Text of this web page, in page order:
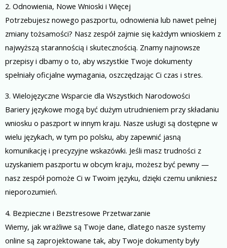
2. Odnowienia, Nowe Wnioski i Więcej
Potrzebujesz nowego paszportu, odnowienia lub nawet pełnej
zmiany tożsamości? Nasz zespół zajmie się każdym wnioskiem z
najwyższą starannością i skutecznością. Znamy najnowsze
przepisy i dbamy o to, aby wszystkie Twoje dokumenty
spełniały oficjalne wymagania, oszczędzając Ci czas i stres.
3. Wielojęzyczne Wsparcie dla Wszystkich Narodowości
Bariery językowe mogą być dużym utrudnieniem przy składaniu
wniosku o paszport w innym kraju. Nasze usługi są dostępne w
wielu językach, w tym po polsku, aby zapewnić jasną
komunikację i precyzyjne wskazówki. Jeśli masz trudności z
uzyskaniem paszportu w obcym kraju, możesz być pewny —
nasz zespół pomoże Ci w Twoim języku, dzięki czemu unikniesz
nieporozumień.
4. Bezpieczne i Bezstresowe Przetwarzanie
Wiemy, jak wrażliwe są Twoje dane, dlatego nasze systemy
online są zaprojektowane tak, aby Twoje dokumenty były